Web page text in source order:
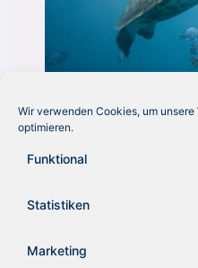
Wir verwenden Cookies, um
optimieren.
Funktional
Statistiken
Marketing
Hafen. Auch die Abende
Anschluss einmal Musik
an Afrikas Atlantikküste